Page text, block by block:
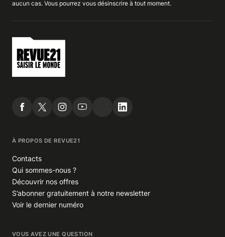
aucun cas. Vous pourrez vous désinscrire à tout moment.
À PROPOS DE REVUE21
Contacts
Qui sommes-nous ?
Découvrir nos offres
S’abonner gratuitement à notre newsletter
Voir le dernier numéro
VOUS AVEZ UNE QUESTION